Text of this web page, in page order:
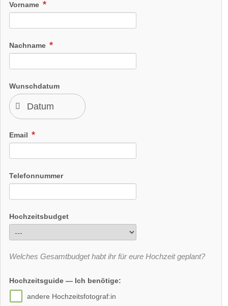
Vorname
Nachname
Wunschdatum
Email
Telefonnummer
Hochzeitsbudget
Welches Gesamtbudget habt ihr für eure Hochzeit geplant?
Hochzeitsguide — Ich benötige:
andere Hochzeitsfotograf:in